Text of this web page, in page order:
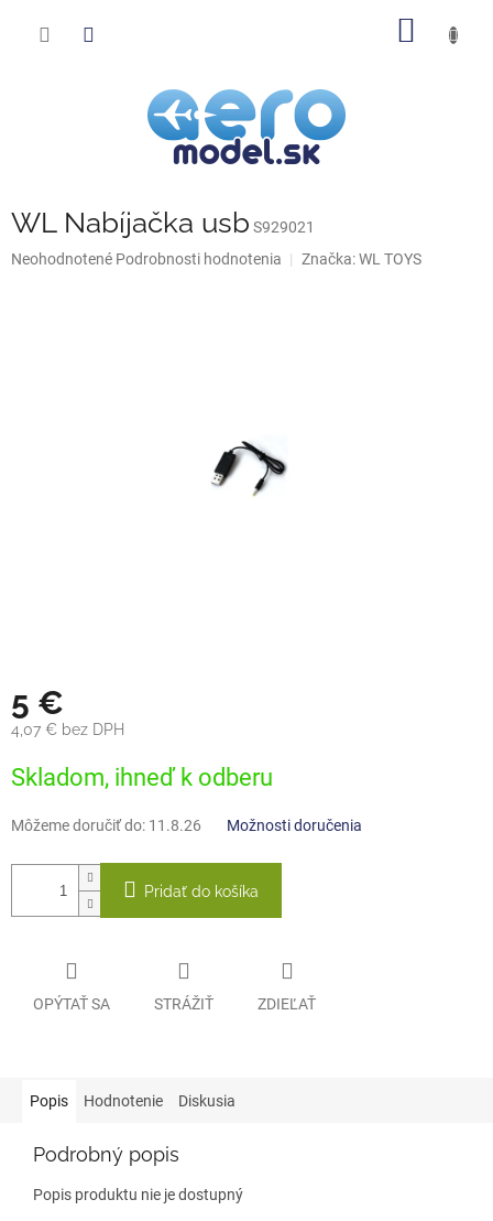
WL Nabíjačka usb S929021
Priemerné
Neohodnotené Podrobnosti hodnotenia Značka:WL TOYS
5 €
4,07 € bez DPH
cena:
Skladom, ihneď k odberu
Môžeme doručiť do: 11.8.26 Možnosti doručenia
Pridať do košíka
OPÝTAŤ SA STRÁŽIŤ ZDIEĽAŤ
Popis Hodnotenie Diskusia
Podrobný popis
Popis produktu nie je dostupný